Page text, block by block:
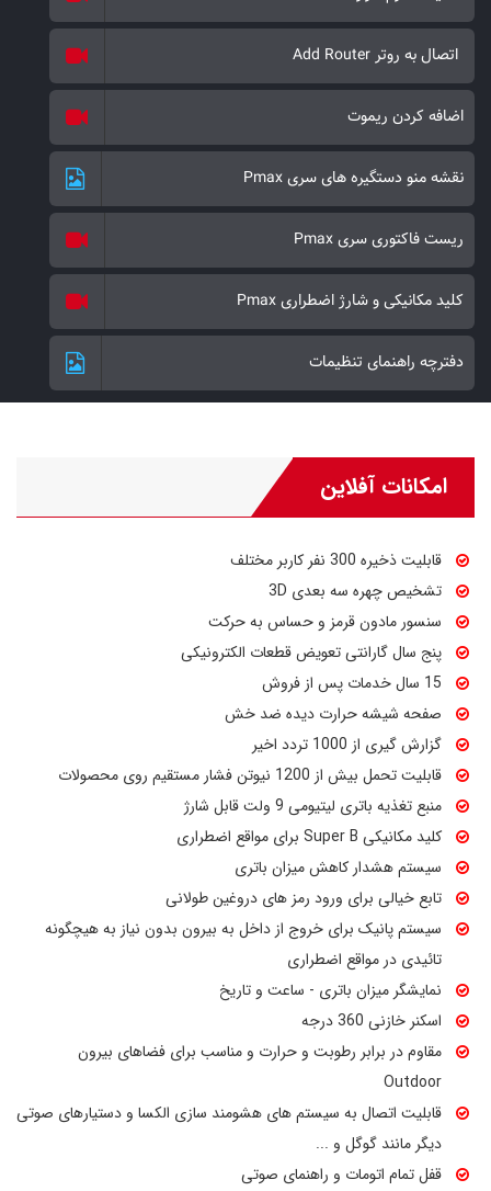
مانند الکسا و گوگل هوم و ... سیستم‌های بیومتریک مرکزی و آیفون‌های
مرکزی و ریموت می‌باشد. در برند ALOCK همه چیز بسیار فنی و بسیار
تخصصی طراحی شده است. امکاناتی در برند ALOCK به کار برده شده
که در برندهای دیگر وجود ندارد. تلاش ما در طراحی و تولید محصولی با
کیفیت برای دراز مدت است. با تبلیغات و تخفیفات جشنواره های گاه و
بیگاه و تبلیغات غیر فنی می‌توان کالا فروخت ولی نمی‌توان تخصص را
فروخت. با اپلیکیشن می‌توان این دستگیره را باز کرد و گزارش ترددها را
نیز کنترل کرد و نیز می‌توان برای کاربران رمز یک یا چند بار مصرف تعریف
کرد. باتری این دستگیره هوشمند از نوع لیتیومی 5000 میلی آمپر ساعت
می‌باشد که با شارژر قابلیت شارژ شدن دارد. صفحه لمسی این دستگیره از
نوع Tempered Glass ضدخش می‌باشد. پورت Micro USB در این
محصول برای شارژ باتری در مواقع اضطراری تعبیه شده است.
کلید مکانیکی Super B یک ابزار خاص برای باز کردن درب در مواقع
یا اتفافات ناگهانی امنیتی به کار خواهد آمد. سیستم پانیک به کار رفته در
دستگیره‌های هوشمند ALOCK سبب شده تا در مواقع بروز حوادث و بلایا
خارج شد.
صرفا در نوع طراحی کالا می‌باشد. اگر بخواهیم این کالا را با یک کالای
کاملتر مانند Pmax Pro مقایسه کنیم، تنها تفاوت آنها در داشتن و نداشتن
دوربین و ویژگی‌های مرتبط با دوربین می‌باشد.
اتصال به روتر Add Router
اضافه کردن ریموت
نقشه منو دستگیره های سری Pmax
ریست فاکتوری سری Pmax
کلید مکانیکی و شارژ اضطراری Pmax
دفترچه راهنمای تنظیمات
امکانات آفلاین
قابلیت ذخیره 300 نفر کاربر مختلف
تشخیص چهره سه بعدی 3D
سنسور مادون قرمز و حساس به حرکت
پنج سال گارانتی تعویض قطعات الکترونیکی
15 سال خدمات پس از فروش
صفحه شیشه حرارت دیده ضد خش
گزارش گیری از 1000 تردد اخیر
قابلیت تحمل بیش از 1200 نیوتن فشار مستقیم روی محصولات
منبع تغذیه باتری لیتیومی 9 ولت قابل شارژ
کلید مکانیکی Super B برای مواقع اضطراری
سیستم هشدار کاهش میزان باتری
تابع خیالی برای ورود رمز های دروغین طولانی
سیستم پانیک برای خروج از داخل به بیرون بدون نیاز به هیچگونه
تائیدی در مواقع اضطراری
نمایشگر میزان باتری - ساعت و تاریخ
اسکنر خازنی 360 درجه
مقاوم در برابر رطوبت و حرارت و مناسب برای فضاهای بیرون
Outdoor
قابلیت اتصال به سیستم های هشومند سازی الکسا و دستیارهای صوتی
دیگر مانند گوگل و ...
قفل تمام اتومات و راهنمای صوتی